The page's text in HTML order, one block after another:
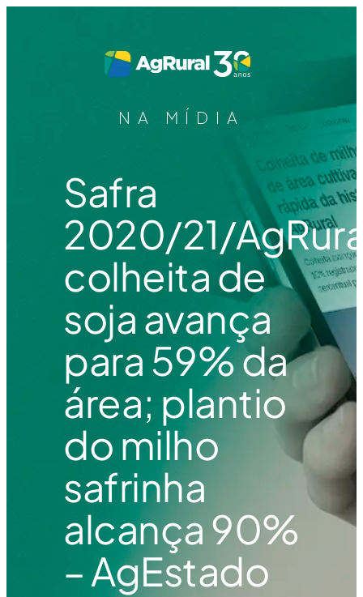
NA MÍDIA
Safra
2020/21/
colheita de
soja avança
para 59% da
área; plantio
do milho
safrinha
alcança 90%
– AgEstado